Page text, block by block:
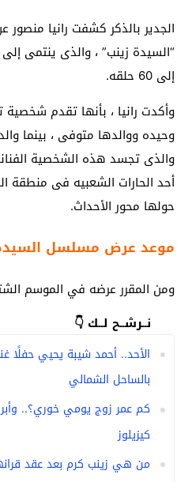
الجدير بالذكر كشفت رانيا
“السيدة زينب” ، والذى ينتمى
إلى 60 حلقه.
وأكدت رانيا ، بأنها تقدم
وحيده ووالدها متوفى ، بينما
والذى تجسد هذه الشخصية
أحد الحارات الشعبيه فى منطقة
حولها محور الأحداث.
موعد عرض مسلسل
ومن المقرر عرضه في الموسم
نــرشــح لــك 👇
الأحد.. أحمد شيبة يحيي حفلًا
بالساحل الشمالي
كم عمر زوج يومي خوري؟..
كيزيلوز
من هي زينب كرم بعد عقد